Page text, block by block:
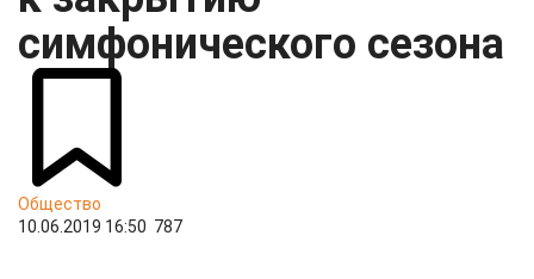
симфонического сезона
Общество
10.06.2019 16:50 787